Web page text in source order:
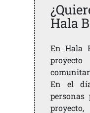
Hala
En Hala
En el
personas